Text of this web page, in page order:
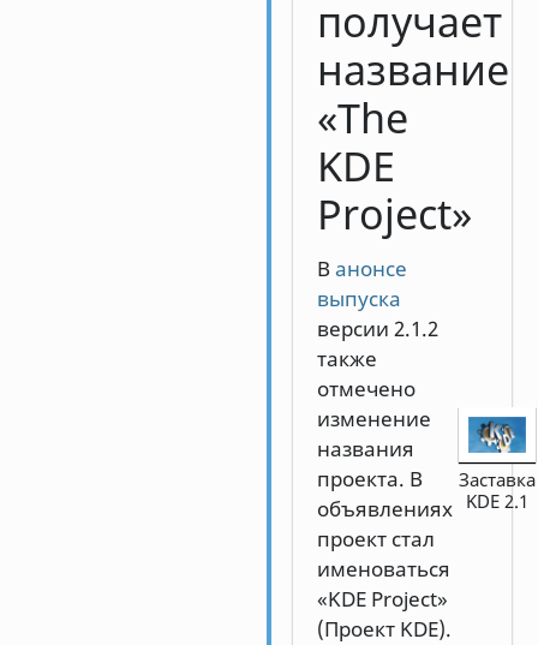
получает
название
«The
KDE
Project»
Ванонсе
выпуска
версии 2.1.2
также
отмечено
изменение
названия
проекта. В
объявлениях
проект стал
именоваться
«KDE Project»
(Проект KDE).
Заставка
KDE 2.1